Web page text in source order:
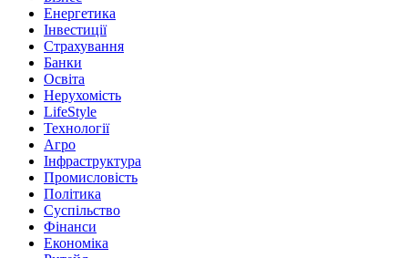
Енергетика
Інвестиції
Страхування
Банки
Освіта
Нерухомість
LifeStyle
Технології
Агро
Інфраструктура
Промисловість
Політика
Суспільство
Фінанси
Економіка